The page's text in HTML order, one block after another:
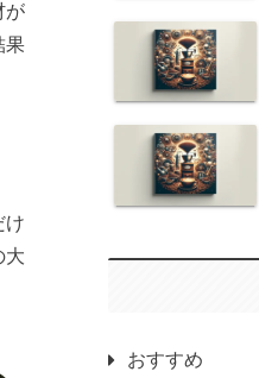
が
果
け
大
おすすめ